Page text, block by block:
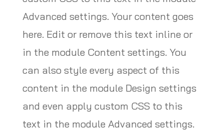
Advanced settings. Your content goes
here. Edit or remove this text inline or
in the module Content settings. You
can also style every aspect of this
content in the module Design settings
and even apply custom CSS to this
text in the module Advanced settings.